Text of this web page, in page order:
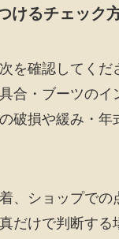
けるチェック
を確認してくだ
合・ブーツのイ
破損や緩み・年
、ショップでの
だけで判断する